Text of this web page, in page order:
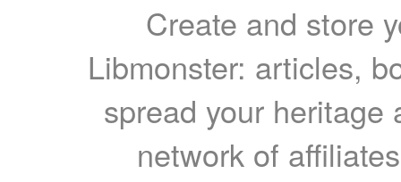
Create and store
Libmonster: articles,
spread your heritage
network of